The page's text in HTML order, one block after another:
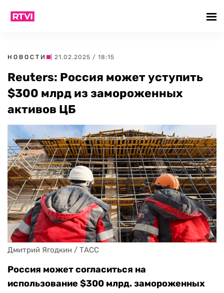
НОВОСТИ | 21.02.2025 / 18:15
Reuters: Россия может уступить
$300 млрд из замороженных
активов ЦБ
Дмитрий Ягодкин / ТАСС
Россия может согласиться на
использование $300 млрд. замороженных